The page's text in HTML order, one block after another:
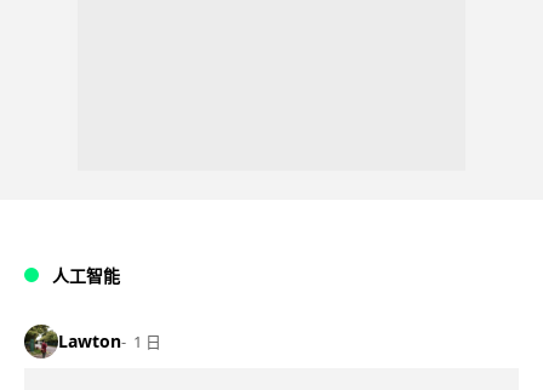
人工智能
Lawton 1 日